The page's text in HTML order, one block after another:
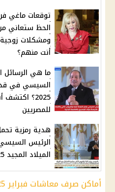
الحظ ستعاني
ومشكلات
أنت منهم؟
ما هي الرسائل
السيسي في
2025؟
للمصريين
هدية رمزية
الرئيس
الميلاد المجيد 2025؟
أماكن صرف معاشات فبراير 2025